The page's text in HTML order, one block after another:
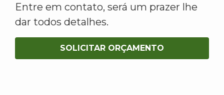
Entre em contato, será um prazer lhe
dar todos detalhes.
SOLICITAR ORÇAMENTO